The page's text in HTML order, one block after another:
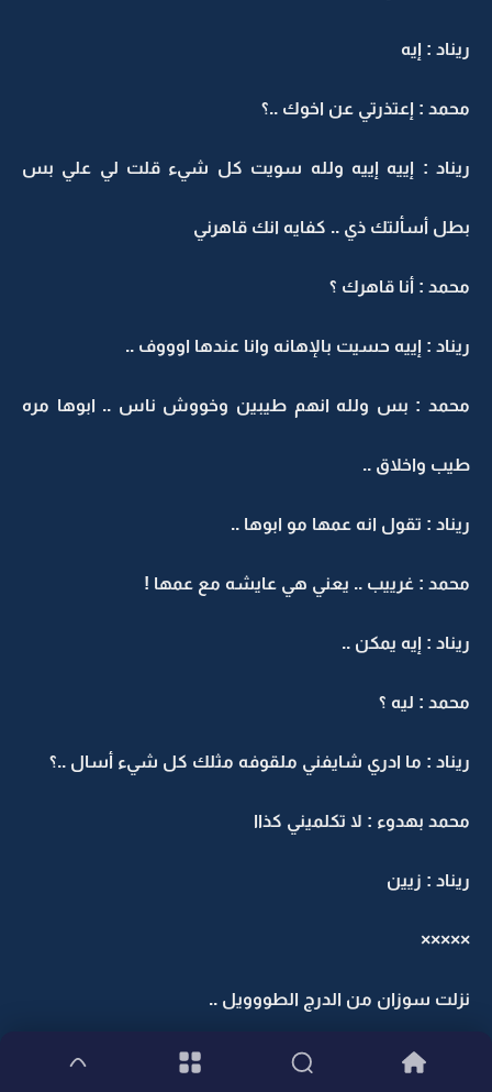
ريناد : إيه
محمد : إعتذرتي عن اخوك ..؟
ريناد : إييه إييه ولله سويت كل شيء قلت لي علي بس
بطل أسألتك ذي .. كفايه انك قاهرني
محمد : أنا قاهرك ؟
ريناد : إييه حسيت بالإهانه وانا عندها اوووف ..
محمد : بس ولله انهم طيبين وخووش ناس .. ابوها مره
طيب واخلاق ..
ريناد : تقول انه عمها مو ابوها ..
محمد : غرييب .. يعني هي عايشه مع عمها !
ريناد : إيه يمكن ..
محمد : ليه ؟
ريناد : ما ادري شايفني ملقوفه مثلك كل شيء أسال ..؟
محمد بهدوء : لا تكلميني كذاا
ريناد : زيين
×××××
نزلت سوزان من الدرج الطووويل ..
بعد ما تأكدت من الخدم ان الضيوف طلعوا من البيت ..